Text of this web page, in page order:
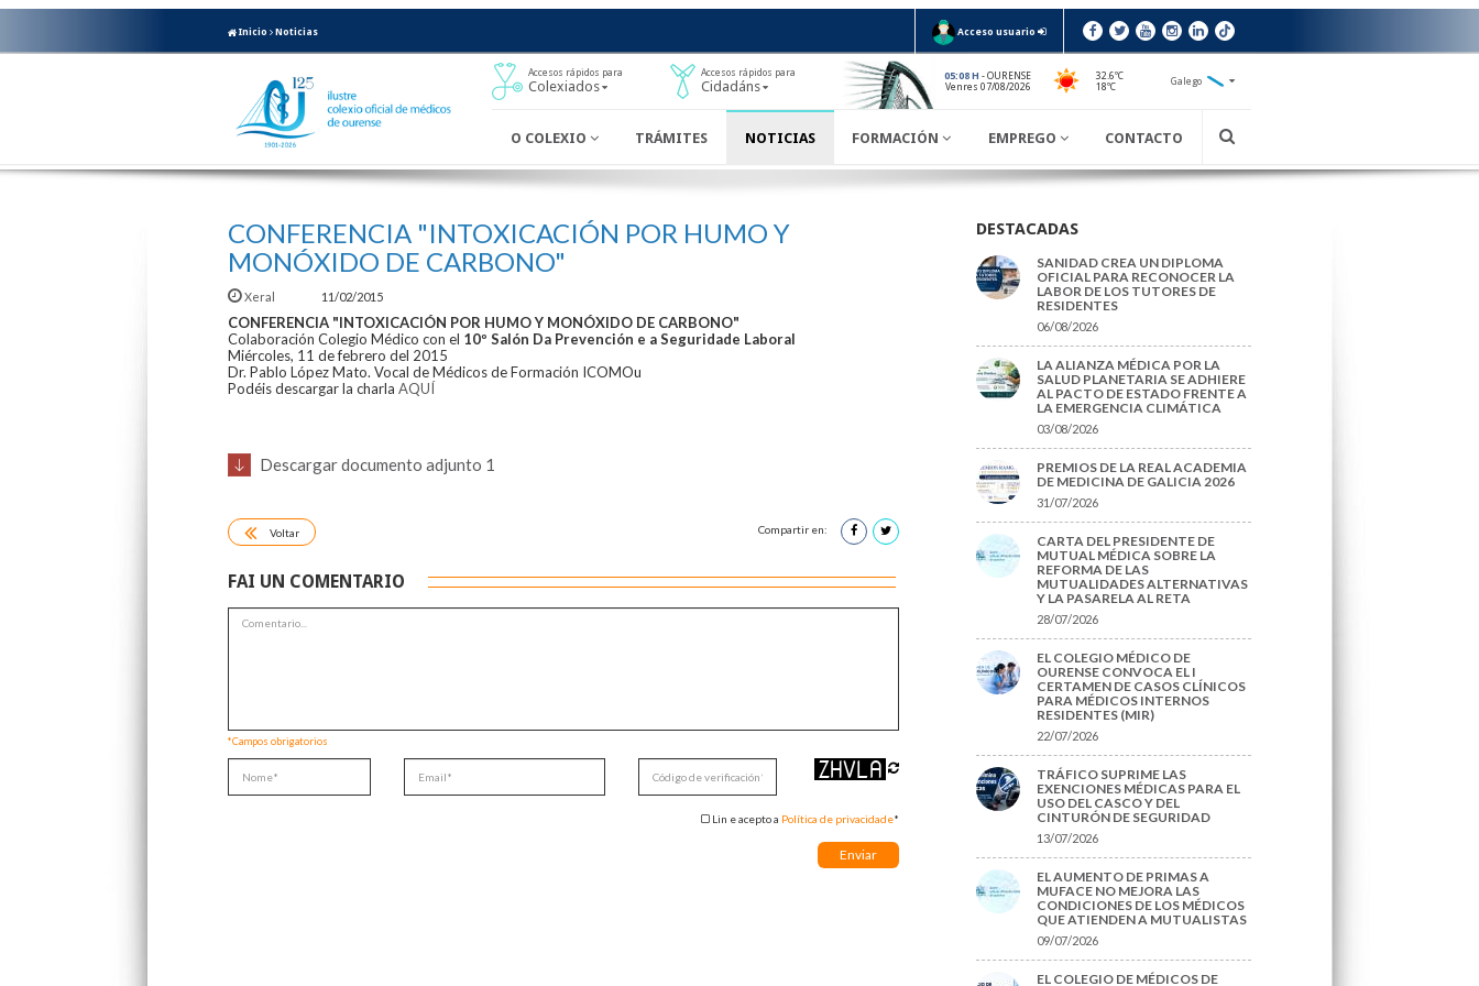
Inicio Noticias Acceso usuario
Accesos rápidos para
Colexiados
Accesos rápidos para
Cidadáns
05:08 H - OURENSE
Venres 07/08/2026
32.6ºC
18ºC
Galego
O COLEXIO TRÁMITES NOTICIAS FORMACIÓN EMPREGO CONTACTO
CONFERENCIA "INTOXICACIÓN POR HUMO Y
MONÓXIDO DE CARBONO"
Xeral 11/02/2015
CONFERENCIA "INTOXICACIÓN POR HUMO Y MONÓXIDO DE CARBONO"
Colaboración Colegio Médico con el 10º Salón Da Prevención e a Seguridade Laboral
Miércoles, 11 de febrero del 2015
Dr. Pablo López Mato. Vocal de Médicos de Formación ICOMOu
Podéis descargar la charla AQUÍ
Descargar documento adjunto 1
Voltar Compartir en:
FAI UN COMENTARIO
*Campos obrigatorios
Lin e acepto a Política de privacidade*
DESTACADAS
SANIDAD CREA UN DIPLOMA
OFICIAL PARA RECONOCER LA
LABOR DE LOS TUTORES DE
RESIDENTES
06/08/2026
LA ALIANZA MÉDICA POR LA
SALUD PLANETARIA SE ADHIERE
AL PACTO DE ESTADO FRENTE A
LA EMERGENCIA CLIMÁTICA
03/08/2026
PREMIOS DE LA REAL ACADEMIA
DE MEDICINA DE GALICIA 2026
31/07/2026
CARTA DEL PRESIDENTE DE
MUTUAL MÉDICA SOBRE LA
REFORMA DE LAS
MUTUALIDADES ALTERNATIVAS
Y LA PASARELA AL RETA
28/07/2026
EL COLEGIO MÉDICO DE
OURENSE CONVOCA EL I
CERTAMEN DE CASOS CLÍNICOS
PARA MÉDICOS INTERNOS
RESIDENTES (MIR)
22/07/2026
TRÁFICO SUPRIME LAS
EXENCIONES MÉDICAS PARA EL
USO DEL CASCO Y DEL
CINTURÓN DE SEGURIDAD
13/07/2026
EL AUMENTO DE PRIMAS A
MUFACE NO MEJORA LAS
CONDICIONES DE LOS MÉDICOS
QUE ATIENDEN A MUTUALISTAS
09/07/2026
EL COLEGIO DE MÉDICOS DE